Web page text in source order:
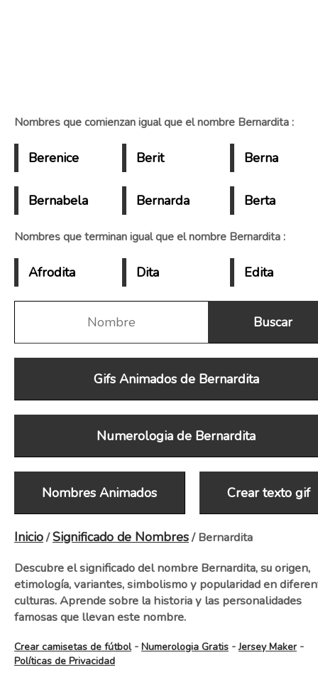
Nombres que comienzan igual que el nombre Bernardita :
Berenice Berit Berna
Bernabela Bernarda Berta
Nombres que terminan igual que el nombre Bernardita :
Afrodita Dita Edita
Gifs Animados de Bernardita
Numerologia de Bernardita
Nombres Animados Crear texto gif
Inicio/Significado de Nombres/ Bernardita
Descubre el significado del nombre Bernardita, su origen,
etimología, variantes, simbolismo y popularidad en
culturas. Aprende sobre la historia y las personalidades
famosas que llevan este nombre.
Crear camisetas de fútbol- Numerologia Gratis -Jersey Maker-
Políticas de Privacidad